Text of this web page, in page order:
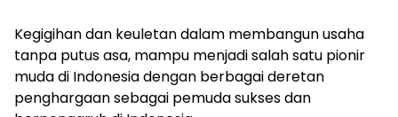
Kegigihan dan keuletan dalam membangun usaha
tanpa putus asa, mampu menjadi salah satu pionir
muda di Indonesia dengan berbagai deretan
penghargaan sebagai pemuda sukses dan